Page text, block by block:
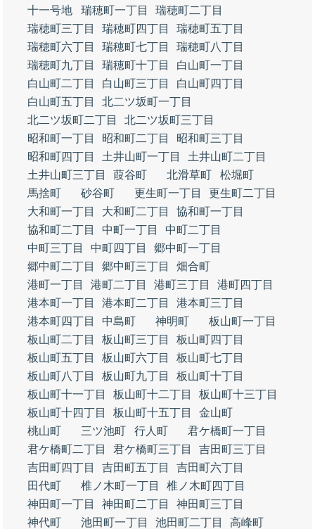
十一号地
瑞穂町一丁目
瑞穂町二丁目
瑞穂町三丁目
瑞穂町四丁目
瑞穂町五丁目
瑞穂町六丁目
瑞穂町七丁目
瑞穂町八丁目
瑞穂町九丁目
瑞穂町十丁目
白山町一丁目
白山町二丁目
白山町三丁目
白山町四丁目
白山町五丁目
北二ツ坂町一丁目
北二ツ坂町二丁目
北二ツ坂町三丁目
昭和町一丁目
昭和町二丁目
昭和町三丁目
昭和町四丁目
土井山町一丁目
土井山町二丁目
土井山町三丁目
葭谷町 北滑草町
松堀町
馬捨町
砂谷町 更生町一丁目
更生町二丁目
大和町一丁目
大和町二丁目
協和町一丁目
協和町二丁目
中町一丁目
中町二丁目
中町三丁目
中町四丁目
郷中町一丁目
郷中町二丁目
郷中町三丁目
畑合町
港町一丁目
港町二丁目 港町三丁目
港町四丁目
港本町一丁目
港本町二丁目
港本町三丁目
港本町四丁目
中島町 神明町
板山町一丁目
板山町二丁目
板山町三丁目
板山町四丁目
板山町五丁目
板山町六丁目
板山町七丁目
板山町八丁目
板山町九丁目
板山町十丁目
板山町十一丁目
板山町十二丁目
板山町十三丁目
板山町十四丁目
板山町十五丁目
金山町
桃山町
三ツ池町 行人町
君ケ橋町一丁目
君ケ橋町二丁目
君ケ橋町三丁目
吉田町三丁目
吉田町四丁目
吉田町五丁目
吉田町六丁目
田代町
椎ノ木町一丁目
椎ノ木町四丁目
神田町一丁目
神田町二丁目
神田町三丁目
神代町
池田町一丁目 池田町二丁目
高峰町